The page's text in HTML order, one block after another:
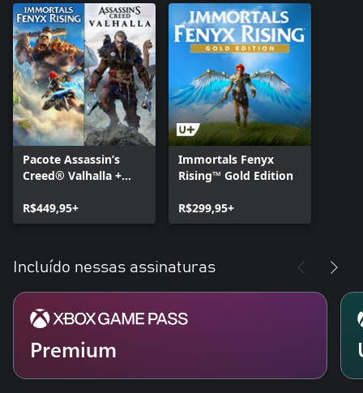
Pacote Assassin’s
Creed® Valhalla +
Rising™
R$449,95+
Immortals Fenyx
Rising™ Gold Edition
R$299,95+
Incluído nessas assinaturas
Premium